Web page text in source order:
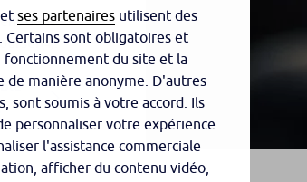
dont
(4).
ses partenaires utilisent des
Certains sont obligatoires et
du site et la
de manière anonyme. D'autres
sont soumis à votre accord. Ils
personnaliser votre expérience
l'assistance commerciale
afficher du contenu vidéo,